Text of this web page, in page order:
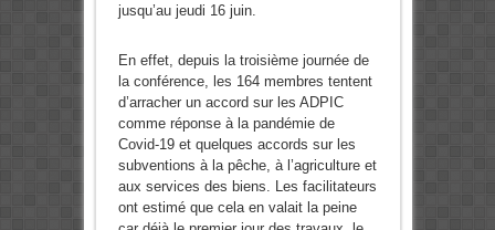
jusqu’au jeudi 16 juin.
En effet, depuis la troisième journée de
la conférence, les 164 membres tentent
d’arracher un accord sur les ADPIC
comme réponse à la pandémie de
Covid-19 et quelques accords sur les
subventions à la pêche, à l’agriculture et
aux services des biens. Les facilitateurs
ont estimé que cela en valait la peine